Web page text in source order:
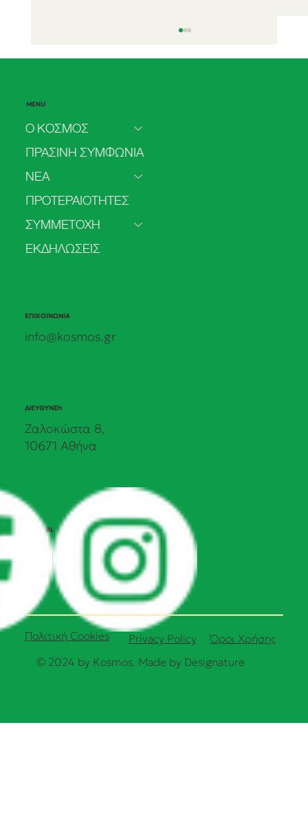
τα δεδομένα στις πολιτικές δεσμεύσεις.
Τα πρώτα αποτελέσματα της δημόσιας
MENU
Ο ΚΟΣΜΟΣ
ΠΡΑΣΙΝΗ ΣΥΜΦΩΝΙΑ
ΝΕΑ
ΠΡΟΤΕΡΑΙΟΤΗΤΕΣ
ΣΥΜΜΕΤΟΧΗ
ΕΚΔΗΛΩΣΕΙΣ
ΕΠΙΚΟΙΝΩΝΙΑ
info@kosmos.gr
ΔΙΕΥΘΥΝΣΗ
Ζαλοκώστα 8,
10671 Αθήνα
SOCIAL
© 2024 by Kosmos. Made by Designature
Πολιτική Cookies Όροι Χρήσης
Privacy Policy